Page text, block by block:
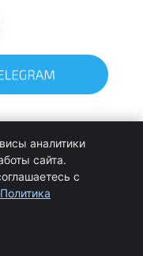
1С
аналитики
сайта.
с
Политика